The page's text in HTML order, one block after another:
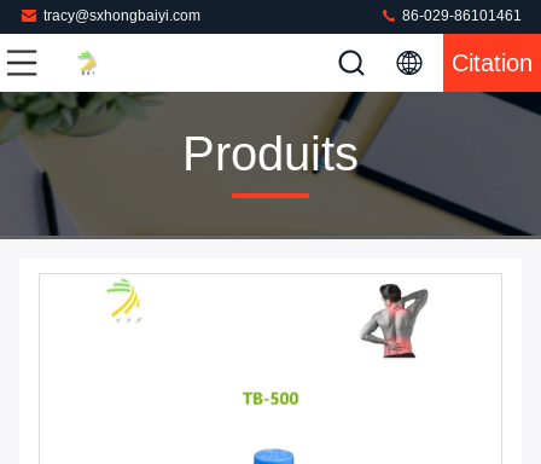
tracy@sxhongbaiyi.com 86-029-86101461
Citation
Produits